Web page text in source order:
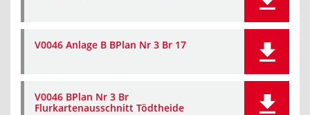
V0046 Anlage B BPlan Nr 3 Br 17
V0046 BPlan Nr 3 Br
Flurkartenausschnitt Tödtheide